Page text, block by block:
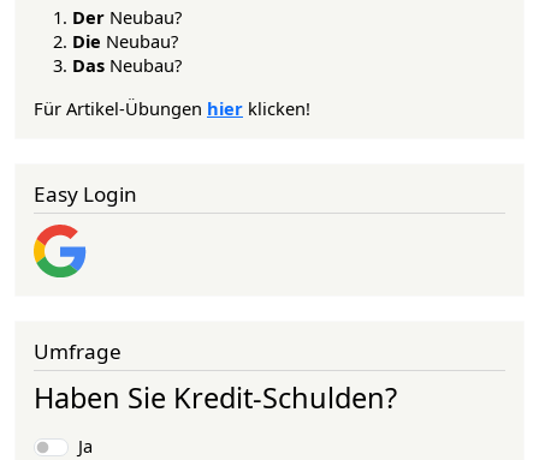
Der Neubau?
Die Neubau?
Das Neubau?
Für Artikel-Übungen hier klicken!
Easy Login
Umfrage
Haben Sie Kredit-Schulden?
Auswahlmöglichkeiten
Ja